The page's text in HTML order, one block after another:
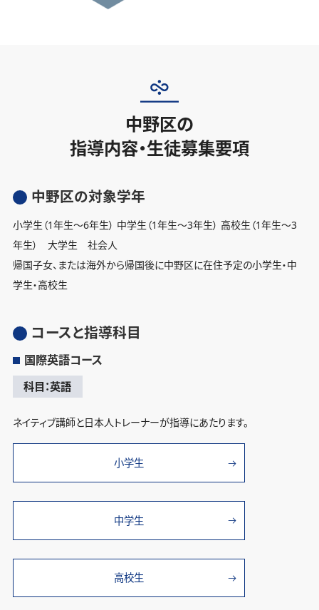
中野区の
指導内容・生徒募集要項
中野区の対象学年
小学生（1年生〜6年生） 中学生（1年生〜3年生） 高校生（1年生〜3
年生） 大学生 社会人
帰国子女、または海外から帰国後に中野区に在住予定の小学生・中
学生・高校生
コースと指導科目
国際英語コース
科目：英語
ネイティブ講師と日本人トレーナーが指導にあたります。
小学生
中学生
高校生